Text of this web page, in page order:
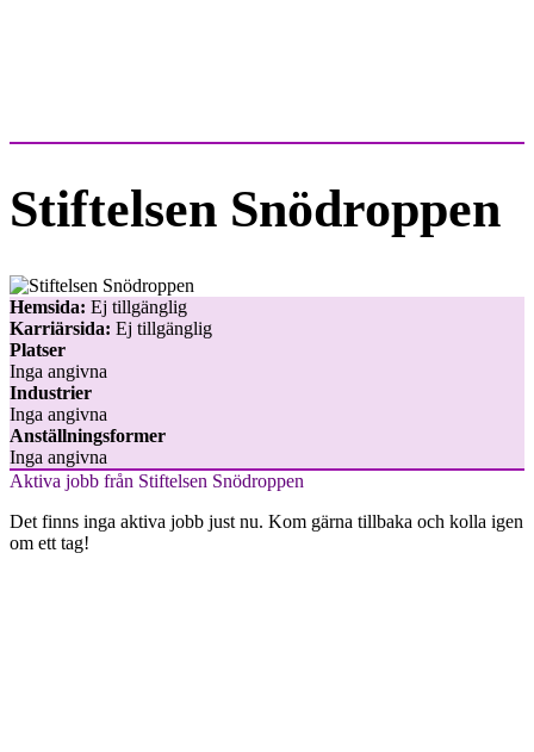
Stiftelsen Snödroppen
Hemsida: Ej tillgänglig
Karriärsida: Ej tillgänglig
Platser
Inga angivna
Industrier
Inga angivna
Anställningsformer
Inga angivna
Aktiva jobb från Stiftelsen Snödroppen
Det finns inga aktiva jobb just nu. Kom gärna tillbaka och kolla igen
om ett tag!